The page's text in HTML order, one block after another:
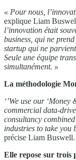
« Pour nous,
explique Liam
l’innovation était
business, qui ne
startup qui ne
Seule une équipe
simultanément. »
La méthodologie
‘’We use our
commercial data-
consultancy
industries to take you
précise Liam Buswell.
Elle repose sur trois